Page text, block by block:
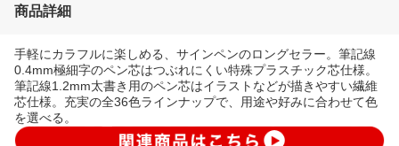
商品詳細
手軽にカラフルに楽しめる、サインペンのロングセラー。筆記線
0.4mm極細字のペン芯はつぶれにくい特殊プラスチック芯仕様。
筆記線1.2mm太書き用のペン芯はイラストなどが描きやすい繊維
芯仕様。充実の全36色ラインナップで、用途や好みに合わせて色
を選べる。